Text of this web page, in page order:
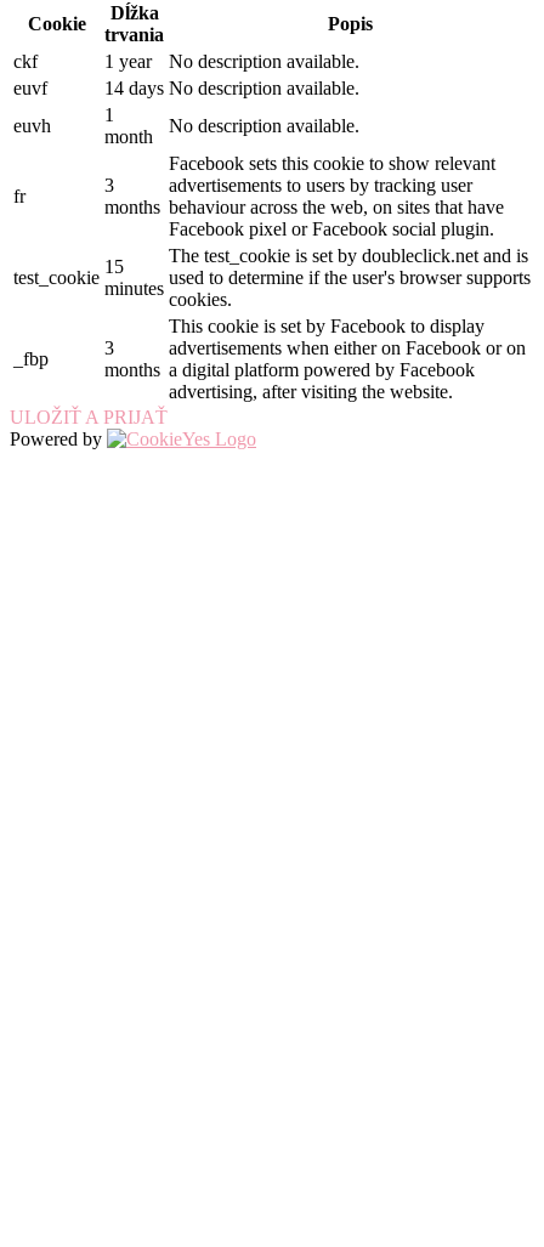
Cookie
Dĺžka
trvania
Popis
ckf
1 year
No description available.
euvf
14 days No description available.
euvh
1
month
No description available.
fr
3
months
Facebook sets this cookie to show relevant
advertisements to users by tracking user
behaviour across the web, on sites that have
Facebook pixel or Facebook social plugin.
test_cookie
15
minutes
The test_cookie is set by doubleclick.net and is
used to determine if the user's browser supports
cookies.
_fbp
3
months
This cookie is set by Facebook to display
advertisements when either on Facebook or on
a digital platform powered by Facebook
advertising, after visiting the website.
ULOŽIŤ A PRIJAŤ
Powered by